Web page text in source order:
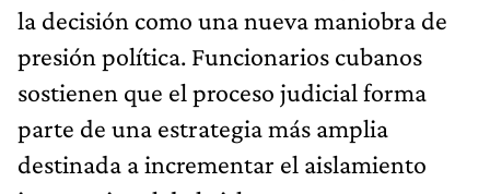
la decisión como una nueva maniobra de
presión política. Funcionarios cubanos
sostienen que el proceso judicial forma
parte de una estrategia más amplia
destinada a incrementar el aislamiento